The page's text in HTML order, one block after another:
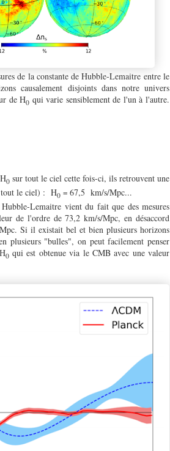
de la constante de Hubble-Lemaitre entre le
causalement disjoints dans notre univers
de H0 qui varie sensiblement de l'un à l'autre.
0 sur tout le ciel cette fois-ci, ils retrouvent une
tout le ciel) : H0 = 67,5 km/s/Mpc...
Lemaitre vient du fait que des mesures
de l'ordre de 73,2 km/s/Mpc, en désaccord
Si il existait bel et bien plusieurs horizons
plusieurs "bulles", on peut facilement penser
0qui est obtenue via le CMB avec une valeur